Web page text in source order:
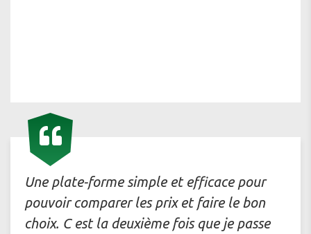
Une plate-forme simple et efficace pour
pouvoir comparer les prix et faire le bon
choix. C est la deuxième fois que je passe